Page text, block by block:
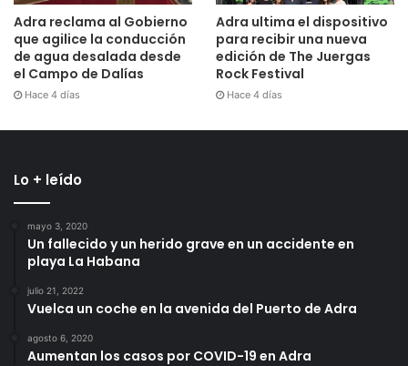
Adra reclama al Gobierno
que agilice la conducción
de agua desalada desde
el Campo de Dalías
Hace 4 días
Adra ultima el dispositivo
para recibir una nueva
edición de The Juergas
Rock Festival
Hace 4 días
Lo + leído
mayo 3, 2020
Un fallecido y un herido grave en un accidente en
playa La Habana
julio 21, 2022
Vuelca un coche en la avenida del Puerto de Adra
agosto 6, 2020
Aumentan los casos por COVID-19 en Adra